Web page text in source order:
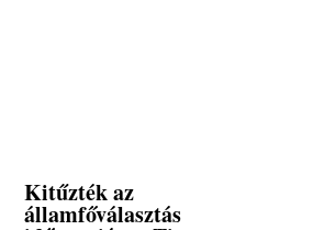
Kitűzték az
államfőválasztás